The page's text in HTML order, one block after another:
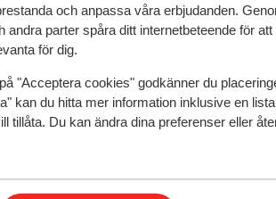
och anpassa våra erbjudanden.
andra parter spåra ditt internetbeteende för
för dig.
"Acceptera cookies" godkänner du
kan du hitta mer information inklusive en
tillåta. Du kan ändra dina preferenser eller
deras upplevelser av vår produkt.
6.6 Bra